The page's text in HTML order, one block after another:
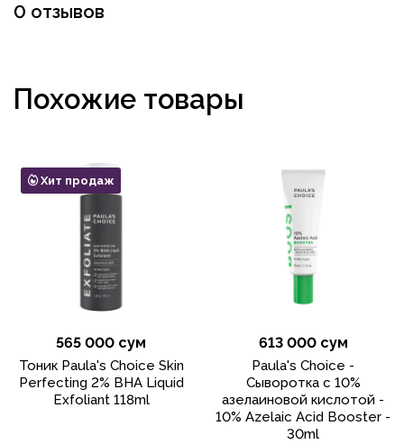
0 отзывов
Похожие товары
Хит продаж
565 000 сум
Тоник Paula's Choice Skin
Perfecting 2% BHA Liquid
Exfoliant 118ml
613 000 сум
Paula's Choice -
Сыворотка с 10%
азелаиновой кислотой -
10% Azelaic Acid Booster -
30ml